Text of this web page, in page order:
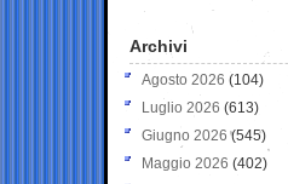
Archivi
Agosto 2026 (104)
Luglio 2026 (613)
Giugno 2026 (545)
Maggio 2026 (402)